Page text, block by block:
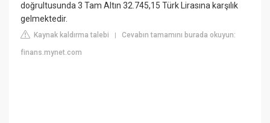
doğrultusunda 3 Tam Altın 32.745,15 Türk Lirasına karşılık
gelmektedir.
Kaynak kaldırma talebi |Cevabın tamamını burada okuyun:
finans.mynet.com